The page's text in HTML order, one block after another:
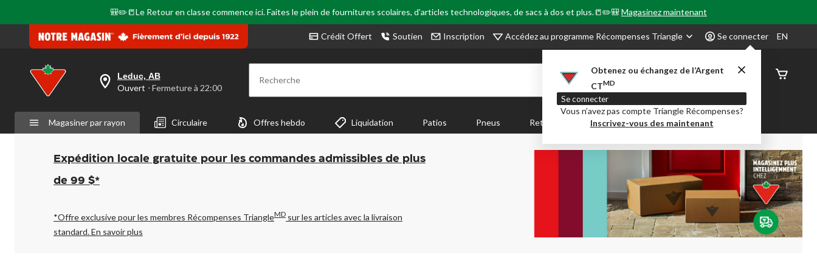
🎒✏️📒Le Retour en classe commence ici. Faites le plein de fournitures scolaires, d'articles technologiques, de sacs à dos et plus.📒✏️🎒Magasinez maintenant
Crédit Offert Soutien Inscription Accédez au programme Récompenses Triangle Se connecter
Obtenez ou échangez de l’Argent
CTMD
Se connecter
Vous n’avez pas compte Triangle Récompenses?
Inscrivez-vous des maintenant
EN
votre
est
Leduc,
AB,
Ouvert,
Fermeture
à
pour
changer
Leduc, AB
Ouvert ⋅ Fermeture à 22:00 Recherche
État de
Magasiner par rayon Circulaire Offres hebdo Liquidation Patios Pneus Retour en Classe Party City Centre-auto
Expédition locale gratuite pour les commandes admissibles de plus
de 99 $*
*Offre exclusive pour les membres Récompenses TriangleMD sur les articles avec la livraison
standard.En savoir plus